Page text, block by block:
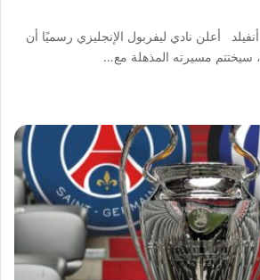
أنفيلد أعلن نادي ليفربول الإنجليزي رسميًا أن
سيختتم مسيرته المذهلة مع…